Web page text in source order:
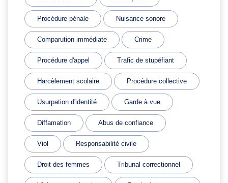
Procédure pénale Nuisance sonore
Comparution immédiate Crime
Procédure d'appel Trafic de stupéfiant
Harcèlement scolaire Procédure collective
Usurpation d'identité Garde à vue
Diffamation Abus de confiance
Viol Responsabilité civile
Droit des femmes Tribunal correctionnel